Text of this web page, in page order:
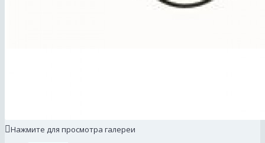
Нажмите для просмотра галереи